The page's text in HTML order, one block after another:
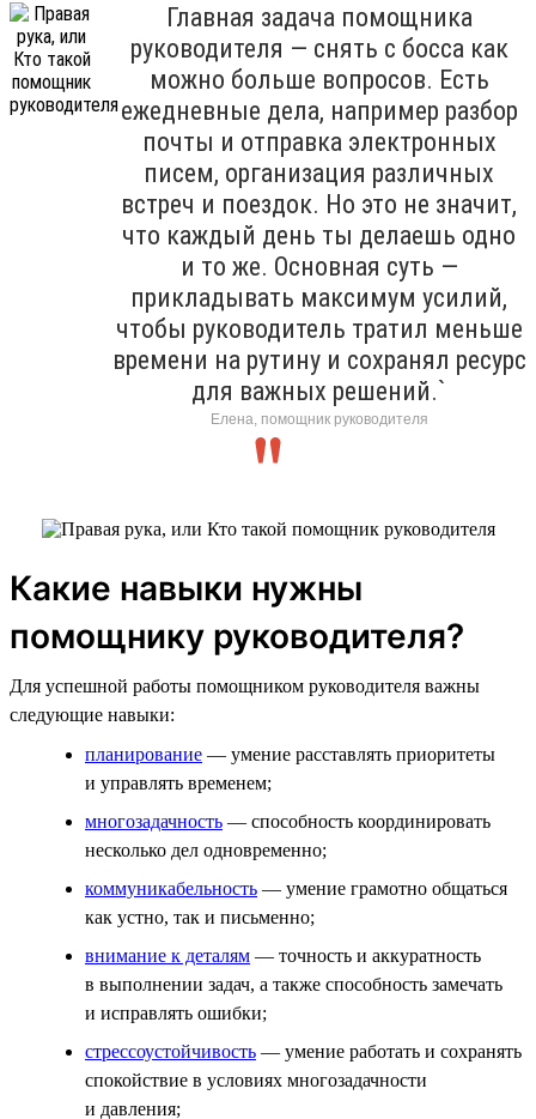
Главная задача помощника
руководителя — снять с босса как
можно больше вопросов. Есть
ежедневные дела, например разбор
почты и отправка электронных
писем, организация различных
встреч и поездок. Но это не значит,
что каждый день ты делаешь одно
и то же. Основная суть —
прикладывать максимум усилий,
чтобы руководитель тратил меньше
времени на рутину и сохранял ресурс
для важных решений.`
Елена, помощник руководителя
Какие навыки нужны
помощнику руководителя?
Для успешной работы помощником руководителя важны
следующие навыки:
планирование — умение расставлять приоритеты
и управлять временем;
многозадачность — способность координировать
несколько дел одновременно;
коммуникабельность — умение грамотно общаться
как устно, так и письменно;
внимание к деталям — точность и аккуратность
в выполнении задач, а также способность замечать
и исправлять ошибки;
стрессоустойчивость — умение работать и сохранять
спокойствие в условиях многозадачности
и давления;